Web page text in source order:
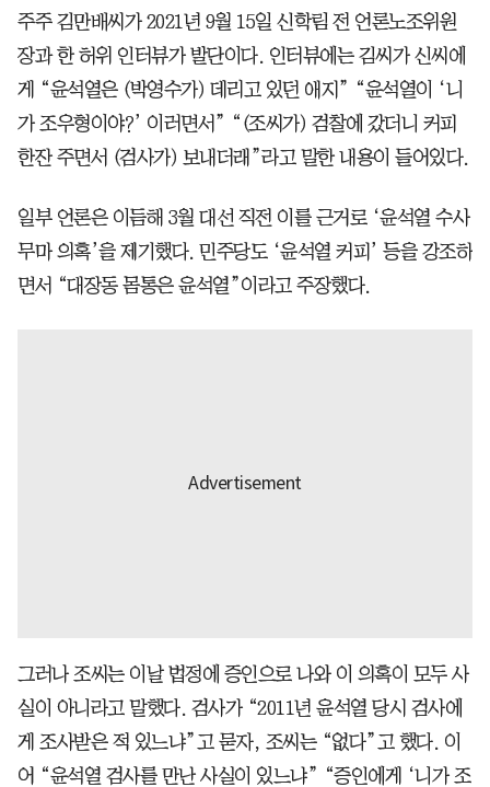
주주 김만배씨가 2021년 9월 15일 신학림 전 언론노조위원
장과 한 허위 인터뷰가 발단이다. 인터뷰에는 김씨가 신씨에
게 “윤석열은 (박영수가) 데리고 있던 애지” “윤석열이 ‘니
가 조우형이야?’ 이러면서” “(조씨가) 검찰에 갔더니 커피
한잔 주면서 (검사가) 보내더래”라고 말한 내용이 들어있다.
일부 언론은 이듬해 3월 대선 직전 이를 근거로 ‘윤석열 수사
무마 의혹’을 제기했다. 민주당도 ‘윤석열 커피’ 등을 강조하
면서 “대장동 몸통은 윤석열”이라고 주장했다.
그러나 조씨는 이날 법정에 증인으로 나와 이 의혹이 모두 사
실이 아니라고 말했다. 검사가 “2011년 윤석열 당시 검사에
게 조사받은 적 있느냐”고 묻자, 조씨는 “없다”고 했다. 이
어 “윤석열 검사를 만난 사실이 있느냐” “증인에게 ‘니가 조